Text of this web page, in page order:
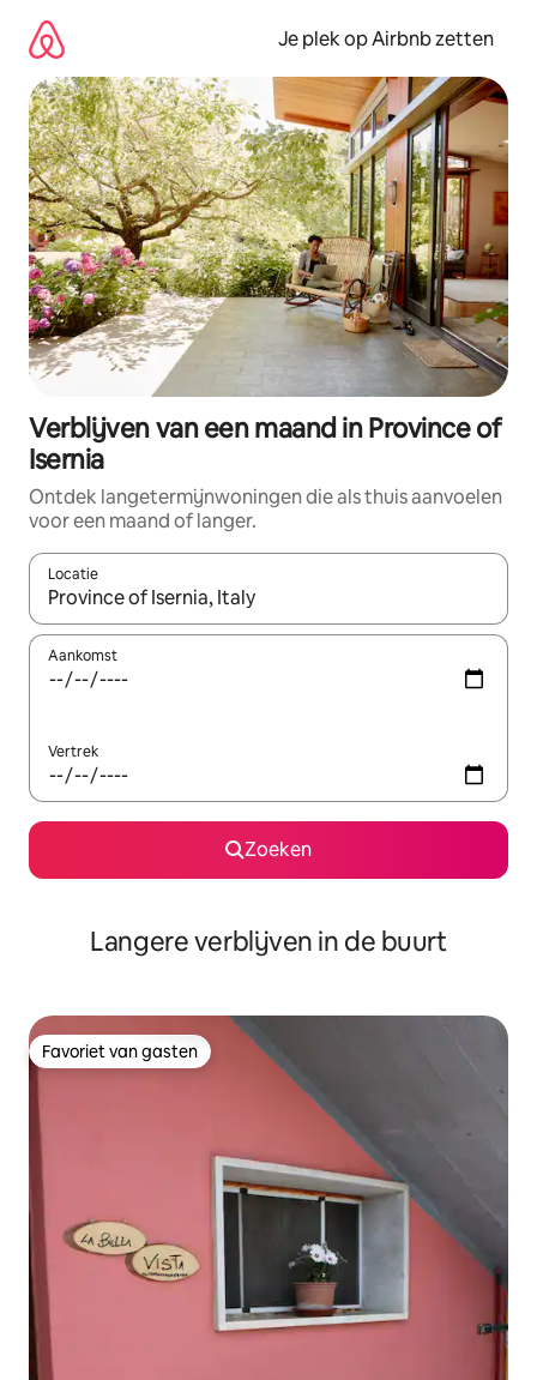
direct
naar
inhoud
Je plek op Airbnb zetten
Verblijven van een maand in Province of
Isernia
Ontdek langetermijnwoningen die als thuis aanvoelen
voor een maand of langer.
Locatie
Wanneer er resultaten beschikbaar zijn, maak je een keuze
Aankomst
Vertrek
Zoeken
Langere verblijven in de buurt
Favoriet van gasten
Favoriet van gasten